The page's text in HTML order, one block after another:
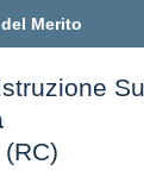
Merito